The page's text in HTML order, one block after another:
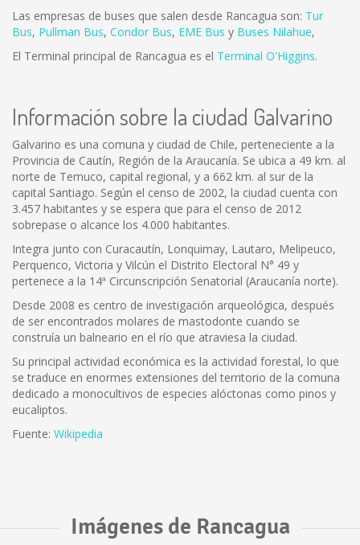
Las empresas de buses que salen desde Rancagua son: Tur
Bus, Pullman Bus, Condor Bus, EME Bus y Buses Nilahue,
El Terminal principal de Rancagua es el Terminal O'Higgins.
Información sobre la ciudad Galvarino
Galvarino es una comuna y ciudad de Chile, perteneciente a la
Provincia de Cautín, Región de la Araucanía. Se ubica a 49 km. al
norte de Temuco, capital regional, y a 662 km. al sur de la
capital Santiago. Según el censo de 2002, la ciudad cuenta con
3.457 habitantes y se espera que para el censo de 2012
sobrepase o alcance los 4.000 habitantes.
Integra junto con Curacautín, Lonquimay, Lautaro, Melipeuco,
Perquenco, Victoria y Vilcún el Distrito Electoral N° 49 y
pertenece a la 14ª Circunscripción Senatorial (Araucanía norte).
Desde 2008 es centro de investigación arqueológica, después
de ser encontrados molares de mastodonte cuando se
construía un balneario en el río que atraviesa la ciudad.
Su principal actividad económica es la actividad forestal, lo que
se traduce en enormes extensiones del territorio de la comuna
dedicado a monocultivos de especies alóctonas como pinos y
eucaliptos.
Fuente: Wikipedia
Imágenes de Rancagua